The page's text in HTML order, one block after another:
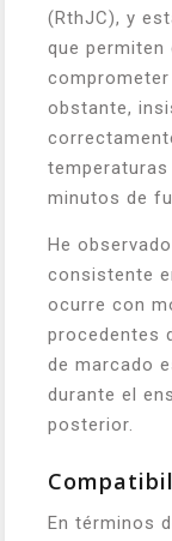
(RthJC), y
que permiten
obstante,
minutos de
He
consistente
ocurre con
procedentes
de marcado
durante el
posterior.
En términos